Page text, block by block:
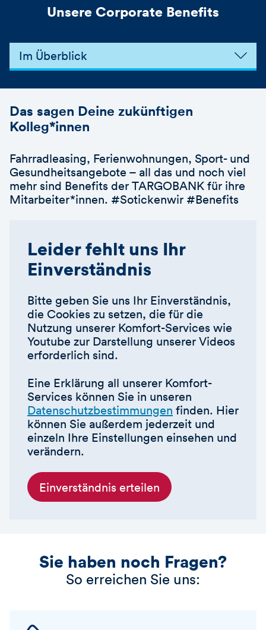
Unsere Corporate Benefits
Im Überblick
Das sagen Deine zukünftigen
Kolleg*innen
Fahrradleasing, Ferienwohnungen, Sport- und
Gesundheitsangebote – all das und noch viel
mehr sind Benefits der TARGOBANK für ihre
Mitarbeiter*innen. #Sotickenwir #Benefits
Leider fehlt uns Ihr
Einverständnis
Bitte geben Sie uns Ihr Einverständnis,
die Cookies zu setzen, die für die
Nutzung unserer Komfort-Services wie
Youtube zur Darstellung unserer Videos
erforderlich sind.
Eine Erklärung all unserer Komfort-
Services können Sie in unseren
Datenschutzbestimmungen finden. Hier
können Sie außerdem jederzeit und
einzeln Ihre Einstellungen einsehen und
verändern.
Einverständnis erteilen
Sie haben noch Fragen?
So erreichen Sie uns: